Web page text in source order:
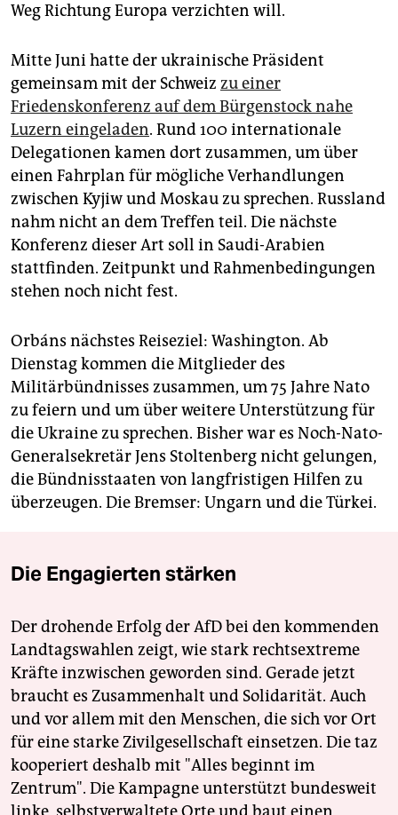
Weg Richtung Europa verzichten will.
Mitte Juni hatte der ukrainische Präsident
gemeinsam mit der Schweiz zu einer
Friedenskonferenz auf dem Bürgenstock nahe
Luzern eingeladen. Rund 100 internationale
Delegationen kamen dort zusammen, um über
einen Fahrplan für mögliche Verhandlungen
zwischen Kyjiw und Moskau zu sprechen. Russland
nahm nicht an dem Treffen teil. Die nächste
Konferenz dieser Art soll in Saudi-Arabien
stattfinden. Zeitpunkt und Rahmenbedingungen
stehen noch nicht fest.
Orbáns nächstes Reiseziel: Washington. Ab
Dienstag kommen die Mitglieder des
Militärbündnisses zusammen, um 75 Jahre Nato
zu feiern und um über weitere Unterstützung für
die Ukraine zu sprechen. Bisher war es Noch-Nato-
Generalsekretär Jens Stoltenberg nicht gelungen,
die Bündnisstaaten von langfristigen Hilfen zu
überzeugen. Die Bremser: Ungarn und die Türkei.
Die Engagierten stärken
Der drohende Erfolg der AfD bei den kommenden
Landtagswahlen zeigt, wie stark rechtsextreme
Kräfte inzwischen geworden sind. Gerade jetzt
braucht es Zusammenhalt und Solidarität. Auch
und vor allem mit den Menschen, die sich vor Ort
für eine starke Zivilgesellschaft einsetzen. Die taz
kooperiert deshalb mit "Alles beginnt im
Zentrum". Die Kampagne unterstützt bundesweit